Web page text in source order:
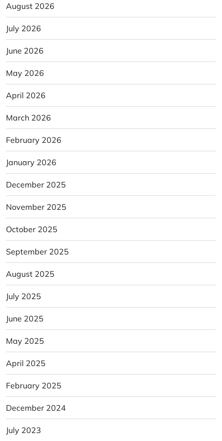
August 2026
July 2026
June 2026
May 2026
April 2026
March 2026
February 2026
January 2026
December 2025
November 2025
October 2025
September 2025
August 2025
July 2025
June 2025
May 2025
April 2025
February 2025
December 2024
July 2023